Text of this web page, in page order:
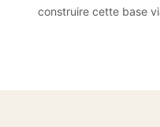
construire cette base